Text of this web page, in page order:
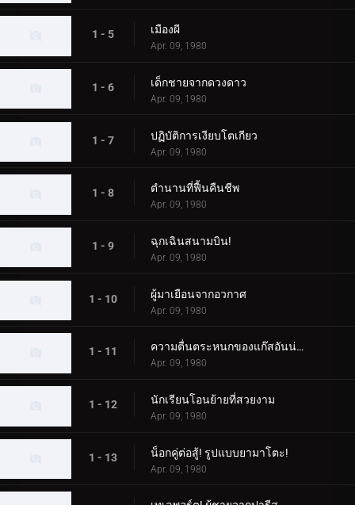
1 - 5 เมืองผี
Apr. 09, 1980
1 - 6 เด็กชายจากดวงดาว
Apr. 09, 1980
1 - 7 ปฏิบัติการเงียบโตเกียว
Apr. 09, 1980
1 - 8 ตำนานที่ฟื้นคืนชีพ
Apr. 09, 1980
1 - 9 ฉุกเฉินสนามบิน!
Apr. 09, 1980
1 - 10 ผู้มาเยือนจากอวกาศ
Apr. 09, 1980
1 - 11 ความตื่นตระหนกของแก๊สอันน่าสยดสยอง
Apr. 09, 1980
1 - 12 นักเรียนโอนย้ายที่สวยงาม
Apr. 09, 1980
1 - 13 น็อกคู่ต่อสู้! รูปแบบยามาโตะ!
Apr. 09, 1980